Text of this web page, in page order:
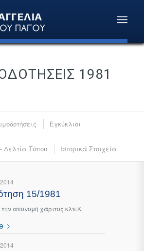
1981
Εγκύκλιοι
Δελτία Τύπου Ιστορικά Στοιχεία
15/1981
την απονομή χάριτος κλπ.Κ.